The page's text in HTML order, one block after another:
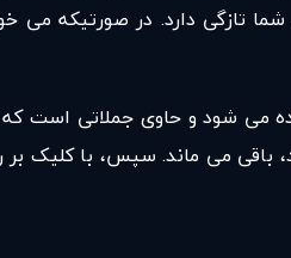
تازگی دارد. در صورتیکه
می شود و حاوی جملاتی
باقی می ماند. سپس، با کلیک